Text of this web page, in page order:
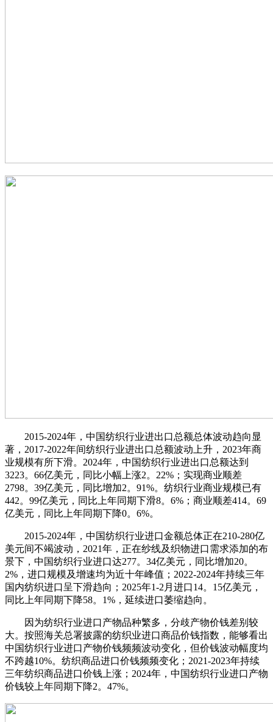
2015-2024年，中国纺织行业进出口总额总体波动趋向显
著，2017-2022年间纺织行业进出口总额波动上升，2023年商
业规模有所下滑。2024年，中国纺织行业进出口总额达到
3223。66亿美元，同比小幅上涨2。22%；实现商业顺差
2798。39亿美元，同比增加2。91%。纺织行业商业规模已有
442。99亿美元，同比上年同期下滑8。6%；商业顺差414。69
亿美元，同比上年同期下降0。6%。
2015-2024年，中国纺织行业进口金额总体正在210-280亿
美元间不竭波动，2021年，正在纱线及织物进口需求添加的布
景下，中国纺织行业进口达277。34亿美元，同比增加20。
2%，进口规模及增速均为近十年峰值；2022-2024年持续三年
国内纺织进口呈下滑趋向；2025年1-2月进口14。15亿美元，
同比上年同期下降58。1%，延续进口萎缩趋向。
因为纺织行业进口产物品种繁多，分歧产物价钱差别较
大。按照海关总署披露的纺织业进口商品价钱指数，能够看出
中国纺织行业进口产物价钱频频波动变化，但价钱波动幅度均
不跨越10%。纺织商品进口价钱频频变化；2021-2023年持续
三年纺织商品进口价钱上涨；2024年，中国纺织行业进口产物
价钱较上年同期下降2。47%。